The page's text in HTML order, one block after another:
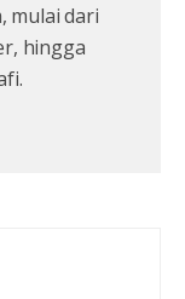
mulai dari
hingga